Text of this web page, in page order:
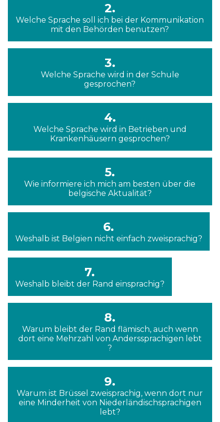
2.
Welche Sprache soll ich bei der Kommunikation
mit den Behörden benutzen?
3.
Welche Sprache wird in der Schule
gesprochen?
4.
Welche Sprache wird in Betrieben und
Krankenhäusern gesprochen?
5.
Wie informiere ich mich am besten über die
belgische Aktualität?
6.
Weshalb ist Belgien nicht einfach zweisprachig?
7.
Weshalb bleibt der Rand einsprachig?
8.
Warum bleibt der Rand flämisch, auch wenn
dort eine Mehrzahl von Anderssprachigen lebt
?
9.
Warum ist Brüssel zweisprachig, wenn dort nur
eine Minderheit von Niederländischsprachigen
lebt?